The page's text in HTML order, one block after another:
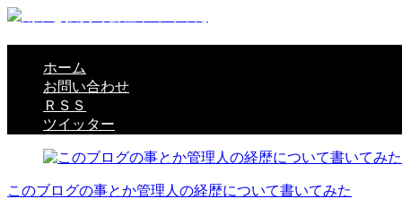
ホーム
お問い合わせ
ＲＳＳ
ツイッター
このブログの事とか管理人の経歴について書いてみた